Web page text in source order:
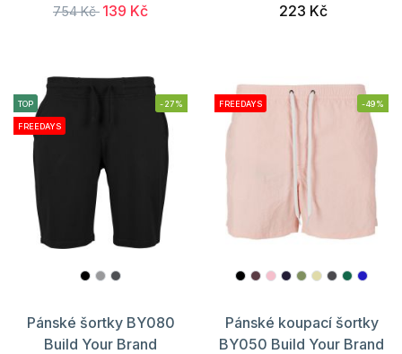
754 Kč 139 Kč
223 Kč
TOP
FREEDAYS
-27%
Pánské šortky BY080
Build Your Brand
FREEDAYS -49%
Pánské koupací šortky
BY050 Build Your Brand